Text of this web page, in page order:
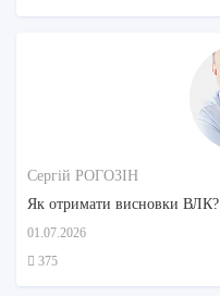
Сергій РОГОЗІН
Як отримати висновки ВЛК?
01.07.2026
375